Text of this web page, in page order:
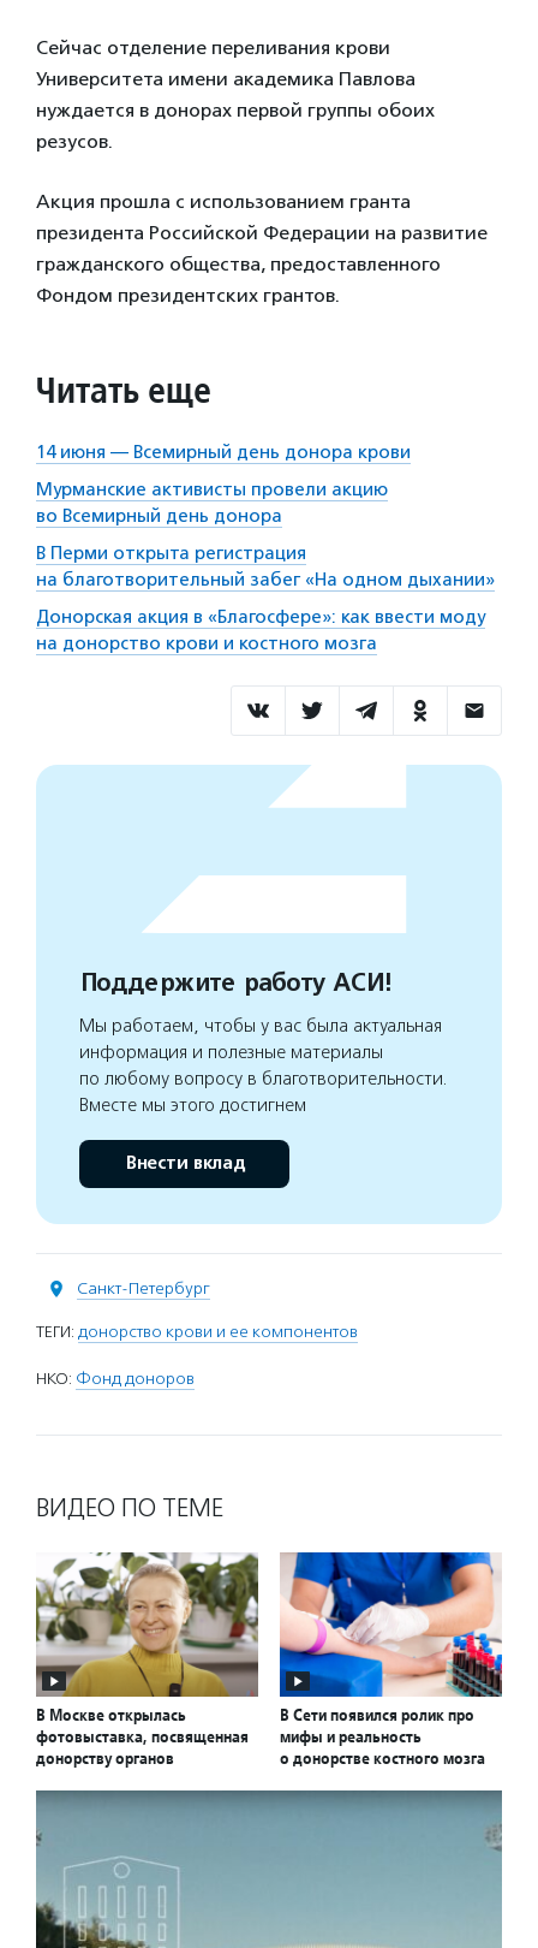
Сейчас отделение переливания крови
Университета имени академика Павлова
нуждается в донорах первой группы обоих
резусов.
Акция прошла с использованием гранта
президента Российской Федерации на развитие
гражданского общества, предоставленного
Фондом президентских грантов.
Читать еще
14 июня — Всемирный день донора крови
Мурманские активисты провели акцию
во Всемирный день донора
В Перми открыта регистрация
на благотворительный забег «На одном дыхании»
Донорская акция в «Благосфере»: как ввести моду
на донорство крови и костного мозга
Поддержите работу АСИ!
Мы работаем, чтобы у вас была актуальная
информация и полезные материалы
по любому вопросу в благотворительности.
Вместе мы этого достигнем
Внести вклад
Санкт-Петербург
ТЕГИ: донорство крови и ее компонентов
НКО: Фонд доноров
ВИДЕО ПО ТЕМЕ
В Москве открылась
фотовыставка, посвященная
донорству органов
В Сети появился ролик про
мифы и реальность
о донорстве костного мозга